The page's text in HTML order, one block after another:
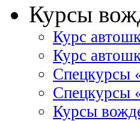
Курсы
Курс
Курс
Спецкурсы
Спецкурсы
Курсы